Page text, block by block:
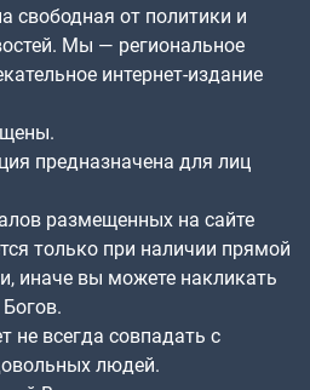
свободная от политики и
Мы — региональное
интернет-издание
предназначена для лиц
размещенных на сайте
только при наличии прямой
иначе вы можете накликать
не всегда совпадать с
людей.